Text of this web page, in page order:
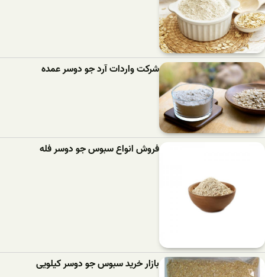
شرکت واردات آرد جو دوسر عمده
فروش انواع سبوس جو دوسر فله
بازار خرید سبوس جو دوسر کیلویی